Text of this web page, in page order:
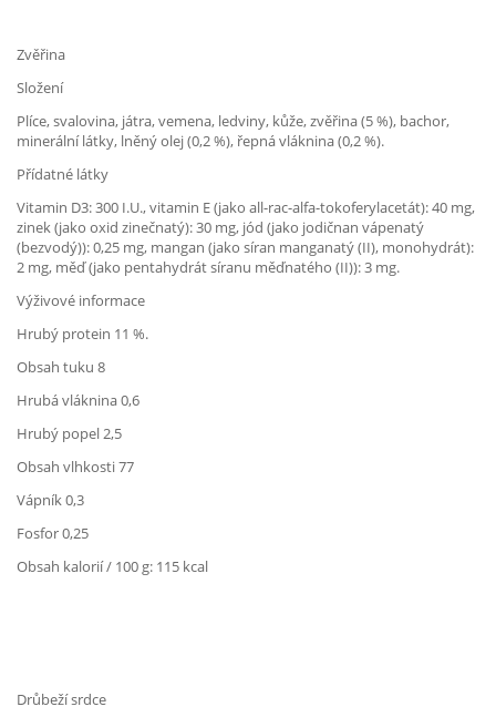
Zvěřina
Složení
Plíce, svalovina, játra, vemena, ledviny, kůže, zvěřina (5 %), bachor,
minerální látky, lněný olej (0,2 %), řepná vláknina (0,2 %).
Přídatné látky
Vitamin D3: 300 I.U., vitamin E (jako all-rac-alfa-tokoferylacetát): 40 mg,
zinek (jako oxid zinečnatý): 30 mg, jód (jako jodičnan vápenatý
(bezvodý)): 0,25 mg, mangan (jako síran manganatý (II), monohydrát):
2 mg, měď (jako pentahydrát síranu měďnatého (II)): 3 mg.
Výživové informace
Hrubý protein 11 %.
Obsah tuku 8
Hrubá vláknina 0,6
Hrubý popel 2,5
Obsah vlhkosti 77
Vápník 0,3
Fosfor 0,25
Obsah kalorií / 100 g: 115 kcal
Drůbeží srdce